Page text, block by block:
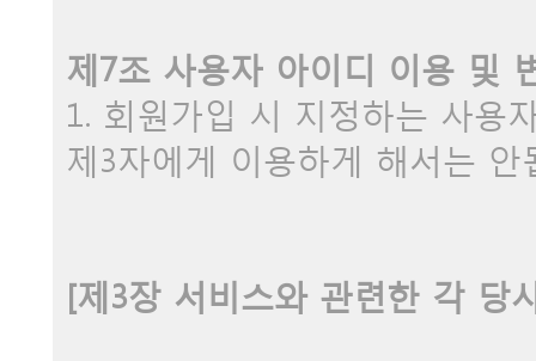
제7조 사용자 아이디 이용 및
1. 회원가입 시 지정하는 사용
제3자에게 이용하게 해서는 안
[제3장 서비스와 관련한 각 당